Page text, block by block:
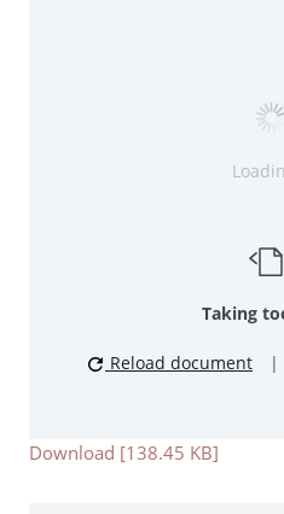
Taking
Reload document |
Download [138.45 KB]